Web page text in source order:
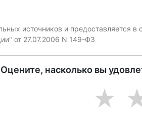
источников и предоставляется
от 27.07.2006 N 149-ФЗ
Оцените, насколько вы
2
1